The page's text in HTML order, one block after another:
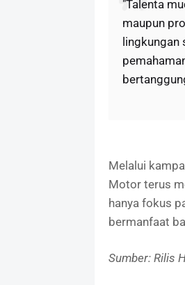
"Talenta
maupun
Melalui
Motor terus
hanya fokus
bermanfaat
Sumber: Rilis